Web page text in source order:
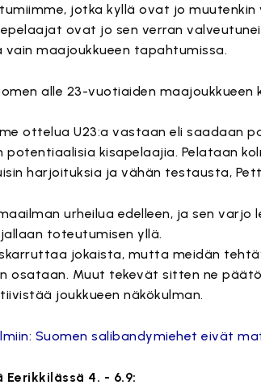
jotka kyllä ovat jo muutenkin
ovat jo sen verran
maajoukkueen tapahtumissa.
alle 23-vuotiaiden maajoukkueen
ottelua U23:a vastaan eli saadaan
potentiaalisia kisapelaajia. Pelataan
harjoituksia ja vähän testausta,
urheilua edelleen, ja sen varjo
toteutumisen yllä.
jokaista, mutta meidän
osataan. Muut tekevät sitten ne
joukkueen näkökulman.
Suomen salibandymiehet eivät
4. - 6.9: